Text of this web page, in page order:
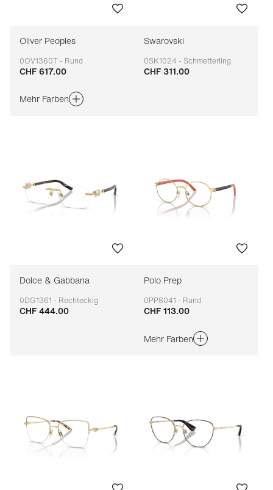
Oliver Peoples
0OV1360T - Rund
Anpassbar
CHF 617.00
Mehr Farben
Swarovski
0SK1024 - Schmetterling
Anpassbar
CHF 311.00
Dolce & Gabbana
0DG1361 - Rechteckig
Anpassbar
CHF 444.00
Polo Prep
0PP8041 - Rund
Anpassbar
CHF 113.00
Mehr Farben